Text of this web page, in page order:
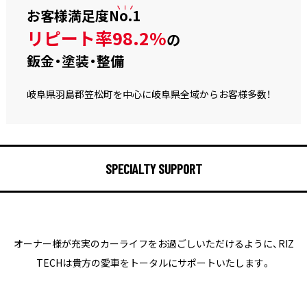
お客様満足度No.1
リピート率98.2%の
鈑金・塗装・整備
岐阜県羽島郡笠松町を中心に岐阜県全域からお客様多数！
SPECIALTY SUPPORT
オーナー様が充実のカーライフをお過ごしいただけるように、 RIZ
TECHは貴方の愛車をトータルにサポートいたします。